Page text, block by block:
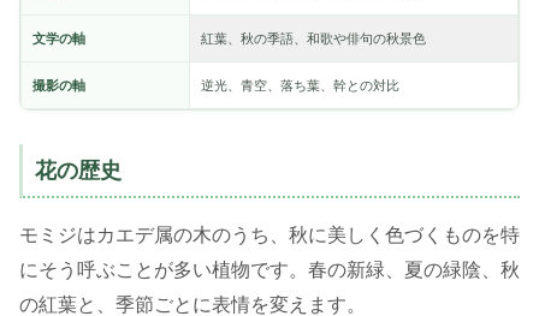
文学の軸 紅葉、秋の季語、和歌や俳句の秋景色
撮影の軸 逆光、青空、落ち葉、幹との対比
花の歴史
モミジはカエデ属の木のうち、秋に美しく色づくものを特
にそう呼ぶことが多い植物です。春の新緑、夏の緑陰、秋
の紅葉と、季節ごとに表情を変えます。